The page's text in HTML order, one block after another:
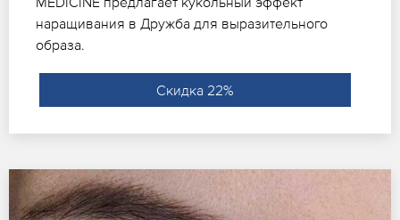
наращивания в Дружба для выразительного
образа.
Скидка 22%